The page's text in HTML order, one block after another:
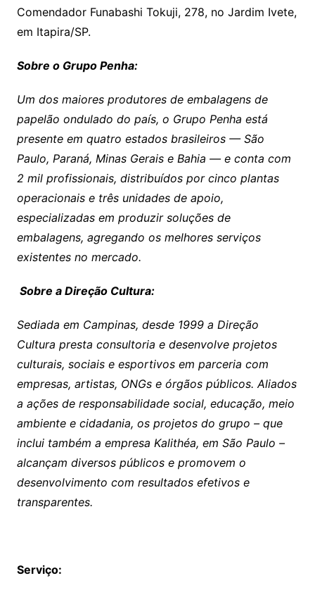
Comendador Funabashi Tokuji, 278, no Jardim Ivete,
em Itapira/SP.
Sobre o Grupo Penha:
Um dos maiores produtores de embalagens de
papelão ondulado do país, o Grupo Penha está
presente em quatro estados brasileiros — São
Paulo, Paraná, Minas Gerais e Bahia — e conta com
2 mil profissionais, distribuídos por cinco plantas
operacionais e três unidades de apoio,
especializadas em produzir soluções de
embalagens, agregando os melhores serviços
existentes no mercado.
Sobre a Direção Cultura:
Sediada em Campinas, desde 1999 a Direção
Cultura presta consultoria e desenvolve projetos
culturais, sociais e esportivos em parceria com
empresas, artistas, ONGs e órgãos públicos. Aliados
a ações de responsabilidade social, educação, meio
ambiente e cidadania, os projetos do grupo – que
inclui também a empresa Kalithéa, em São Paulo –
alcançam diversos públicos e promovem o
desenvolvimento com resultados efetivos e
transparentes.
Serviço: